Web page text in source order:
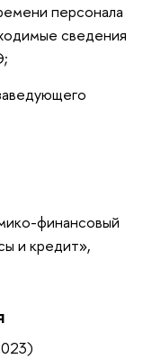
персонала
сведения
финансовый
и кредит»,